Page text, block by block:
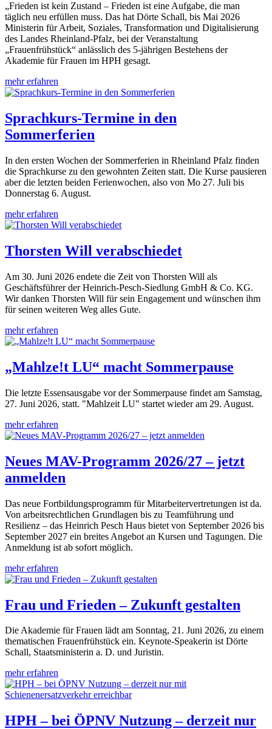
„Frieden ist kein Zustand – Frieden ist eine Aufgabe, die man
täglich neu erfüllen muss. Das hat Dörte Schall, bis Mai 2026
Ministerin für Arbeit, Soziales, Transformation und Digitalisierung
des Landes Rheinland-Pfalz, bei der Veranstaltung
„Frauenfrühstück“ anlässlich des 5-jährigen Bestehens der
Akademie für Frauen im HPH gesagt.
mehr erfahren
Sprachkurs-Termine in den
Sommerferien
In den ersten Wochen der Sommerferien in Rheinland Pfalz finden
die Sprachkurse zu den gewohnten Zeiten statt. Die Kurse pausieren
aber die letzten beiden Ferienwochen, also von Mo 27. Juli bis
Donnerstag 6. August.
mehr erfahren
Thorsten Will verabschiedet
Am 30. Juni 2026 endete die Zeit von Thorsten Will als
Geschäftsführer der Heinrich-Pesch-Siedlung GmbH & Co. KG.
Wir danken Thorsten Will für sein Engagement und wünschen ihm
für seinen weiteren Weg alles Gute.
mehr erfahren
„Mahlze!t LU“ macht Sommerpause
Die letzte Essensausgabe vor der Sommerpause findet am Samstag,
27. Juni 2026, statt. "Mahlzeit LU" startet wieder am 29. August.
mehr erfahren
Neues MAV-Programm 2026/27 – jetzt
anmelden
Das neue Fortbildungsprogramm für Mitarbeitervertretungen ist da.
Von arbeitsrechtlichen Grundlagen bis zu Teamführung und
Resilienz – das Heinrich Pesch Haus bietet von September 2026 bis
September 2027 ein breites Angebot an Kursen und Tagungen. Die
Anmeldung ist ab sofort möglich.
mehr erfahren
Frau und Frieden – Zukunft gestalten
Die Akademie für Frauen lädt am Sonntag, 21. Juni 2026, zu einem
thematischen Frauenfrühstück ein. Keynote-Speakerin ist Dörte
Schall, Staatsministerin a. D. und Juristin.
mehr erfahren
HPH – bei ÖPNV Nutzung – derzeit nur